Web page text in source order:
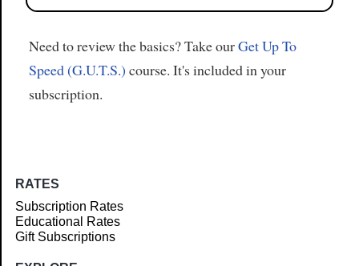
Need to review the basics? Take ourGet Up To
Speed (G.U.T.S.) course. It's included in your
subscription.
RATES
Subscription Rates
Educational Rates
Gift Subscriptions